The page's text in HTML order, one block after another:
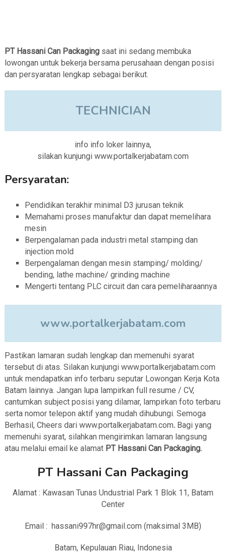
PT Hassani Can Packagingsaat ini sedang membuka
lowongan untuk bekerja bersama perusahaan dengan posisi
dan persyaratan lengkap sebagai berikut.
TECHNICIAN
info info loker lainnya,
silakan kunjungi www.portalkerjabatam.com
Persyaratan:
Pendidikan terakhir minimal D3 jurusan teknik
Memahami proses manufaktur dan dapat memelihara
mesin
Berpengalaman pada industri metal stamping dan
injection mold
Berpengalaman dengan mesin stamping/ molding/
bending, lathe machine/ grinding machine
Mengerti tentang PLC circuit dan cara pemeliharaannya
www.portalkerjabatam.com
Pastikan lamaran sudah lengkap dan memenuhi syarat
tersebut di atas. Silakan kunjungi www.portalkerjabatam.com
untuk mendapatkan info terbaru seputar Lowongan Kerja Kota
Batam lainnya. Jangan lupa lampirkan full resume / CV,
cantumkan subject posisi yang dilamar, lampirkan foto terbaru
serta nomor telepon aktif yang mudah dihubungi. Semoga
Berhasil, Cheers dari www.portalkerjabatam.com.Bagi yang
memenuhi syarat, silahkan mengirimkan lamaran langsung
atau melalui email ke alamat PT Hassani Can Packaging.
PT Hassani Can Packaging
Alamat : Kawasan Tunas Undustrial Park 1 Blok 11, Batam
Center
Email : hassani997hr@gmail.com (maksimal 3MB)
Batam, Kepulauan Riau, Indonesia